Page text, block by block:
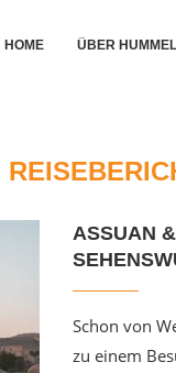
HOME ÜBER
ASSUAN
Schon von
zu einem